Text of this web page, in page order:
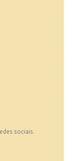
sociais.